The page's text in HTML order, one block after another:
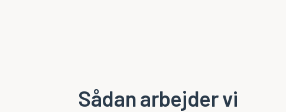
Sådan arbejder vi